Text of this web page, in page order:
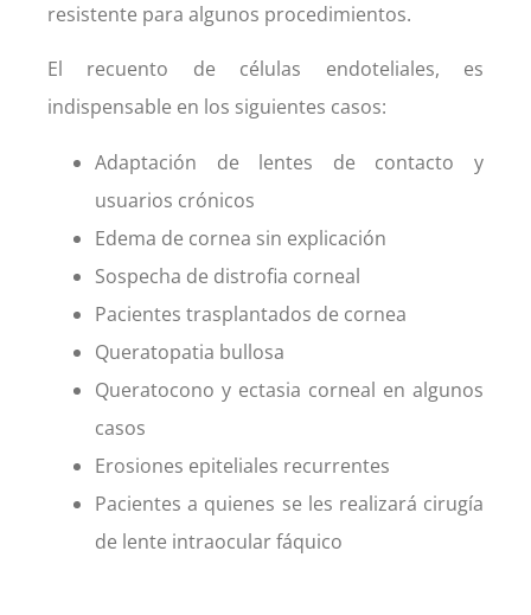
resistente para algunos procedimientos.
El recuento de células endoteliales, es
indispensable en los siguientes casos:
Adaptación de lentes de contacto y
usuarios crónicos
Edema de cornea sin explicación
Sospecha de distrofia corneal
Pacientes trasplantados de cornea
Queratopatia bullosa
Queratocono y ectasia corneal en algunos
casos
Erosiones epiteliales recurrentes
Pacientes a quienes se les realizará cirugía
de lente intraocular fáquico